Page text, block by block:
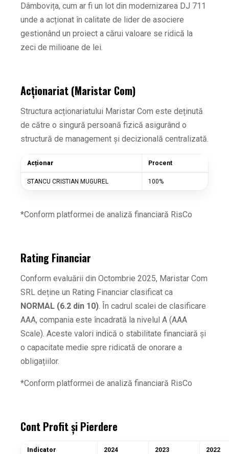
Dâmbovița, cum ar fi un lot din modernizarea DJ 711
unde a acționat în calitate de lider de asociere
gestionând un proiect a cărui valoare se ridică la
zeci de milioane de lei.
Acționariat (Maristar Com)
Structura acționariatului Maristar Com este deținută
de către o singură persoană fizică asigurând o
structură de management și decizională centralizată.
Acționar Procent
STANCU CRISTIAN MUGUREL 100%
*Conform platformei de analiză financiară RisCo
Rating Financiar
Conform evaluării din Octombrie 2025, Maristar Com
SRL deține un Rating Financiar clasificat ca
NORMAL (6.2 din 10). În cadrul scalei de clasificare
AAA, compania este încadrată la nivelul A (AAA
Scale). Aceste valori indică o stabilitate financiară și
o capacitate medie spre ridicată de onorare a
obligațiilor.
*Conform platformei de analiză financiară RisCo
Cont Profit și Pierdere
Indicator 2024 2023 2022